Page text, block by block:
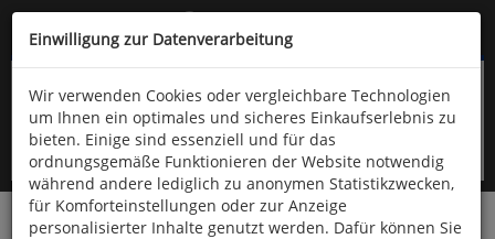
Kompletten Head der Seite überspringen
oder (06766) 9323-960
Startseite Technik & Freizeit
Outdoor & Wandern
Einwilligung zur Datenverarbeitung
Wir verwenden Cookies oder vergleichbare Technologien
um Ihnen ein optimales und sicheres Einkaufserlebnis zu
bieten. Einige sind essenziell und für das
ordnungsgemäße Funktionieren der Website notwendig
während andere lediglich zu anonymen Statistikzwecken,
für Komforteinstellungen oder zur Anzeige
personalisierter Inhalte genutzt werden. Dafür können Sie